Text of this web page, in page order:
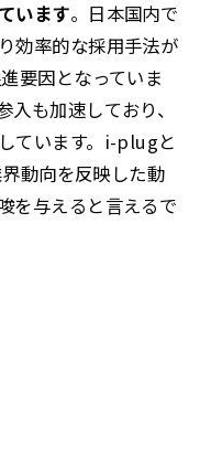
います。日本国内で
効率的な採用手法が
要因となっていま
も加速しており、
ています。i-plugと
動向を反映した動
を与えると言えるで